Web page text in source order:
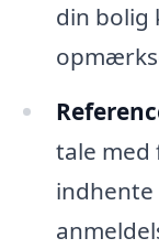
din
tale med